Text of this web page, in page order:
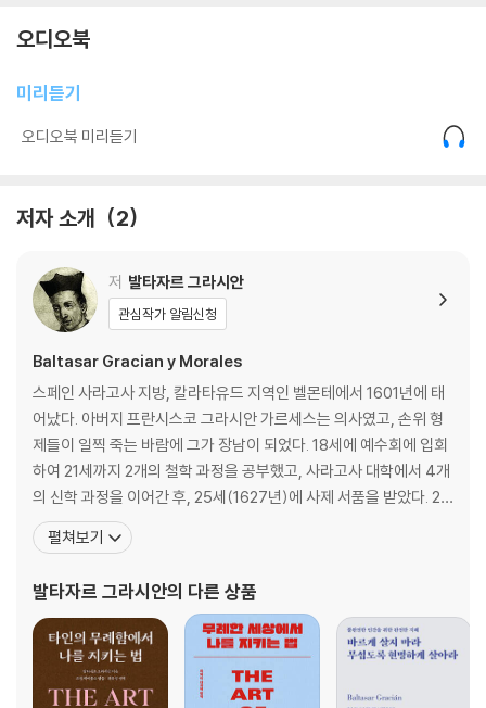
011 입구는 궁전인데 침실은 오두막인 인생을 경계하라 37
013 매일 영혼을 깎아 당신만의 정점에 도달하라 41
014 당신의 가치를 증명할 무대를 선점하라 43
017 기술은 감추어질 때 가장 강력하다 49
018 성공을 다음 성공을 위한 예고편으로 써라 51
020 당신이 없으면 안 되는 판을 짜라 55
021 우아함은 모든 기술 위에 입히는 최후의 영혼이다 57
022 재능은 조명을 받을 때 완성된다 59
023 실체 없는 과시는 광대놀음이다 61
024 홀로 있을 때조차 세상의 눈앞에 서라 63
025 오늘이라는 정점을 살아라 65
2부 전쟁터 같은 사회에서 우위를 점하는 법
026 지혜의 시작은 운명을 받아들이는 것 71
027 바보로 살아라, 신념을 가진 자를 경계하라 73
028 영혼의 결을 읽는 법 75
030 오답을 통해 정답에 도달하는 역설의 지혜 79
031 나갈 때를 아는 자의 뒷모습은 눈부시다 81
032 정직하게 부딪히는 자의 위엄 83
033 풀을 뜯어먹는 소처럼 독서하라 85
034 가끔은 말없는 위로가 더 절실하다 87
오디오북
미리듣기
오디오북 미리듣기
저자 소개 2
저 발타자르 그라시안
관심작가 알림신청
Baltasar Gracian y Morales
스페인 사라고사 지방, 칼라타유드 지역인 벨몬테에서 1601년에 태
어났다. 아버지 프란시스코 그라시안 가르세스는 의사였고, 손위 형
제들이 일찍 죽는 바람에 그가 장남이 되었다. 18세에 예수회에 입회
하여 21세까지 2개의 철학 과정을 공부했고, 사라고사 대학에서 4개
의 신학 과정을 이어간 후, 25세(1627년)에 사제 서품을 받았다. 28
세(1630년)까지는 인문학 교수로 학생들을 가르치고, 발렌시아의
수도원에서 3년간 수련기를 마쳤다. 40세에 설교자로 큰 성공을 거
깊고 폭넓게 확장한 책이 바로
펼쳐보기
발타자르 그라시안의 다른 상품